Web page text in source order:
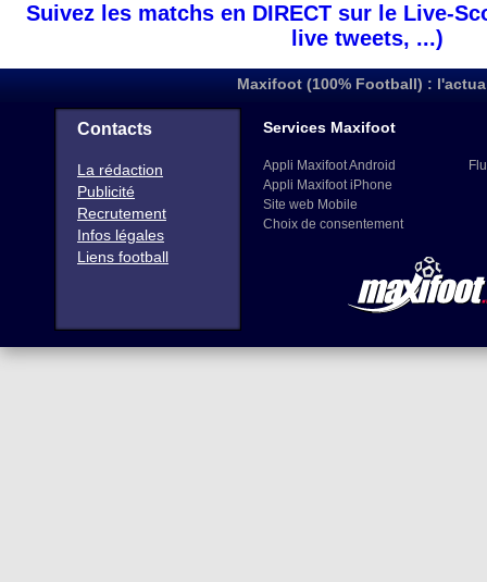
Suivez les matchs en DIRECT sur le Live-
live tweets, ...)
Maxifoot (100% Football) :
Contacts
La rédaction
Publicité
Recrutement
Infos légales
Liens football
Services Maxifoot
Appli Maxifoot Android
Appli Maxifoot iPhone
Site web Mobile
Choix de consentement